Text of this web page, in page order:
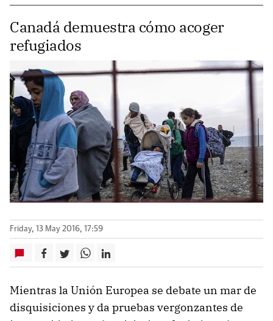
Canadá demuestra cómo acoger
refugiados
Friday, 13 May 2016, 17:59
Mientras la Unión Europea se debate un mar de
disquisiciones y da pruebas vergonzantes de